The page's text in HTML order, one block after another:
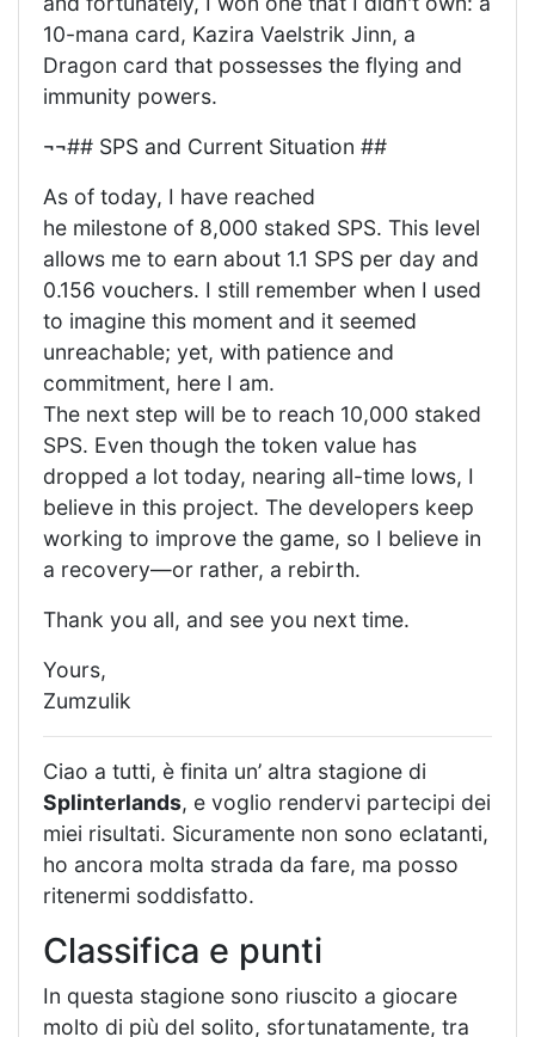
10-mana card, Kazira Vaelstrik Jinn, a
Dragon card that possesses the flying and
immunity powers.
¬¬## SPS and Current Situation ##
As of today, I have reached
he milestone of 8,000 staked SPS. This level
allows me to earn about 1.1 SPS per day and
0.156 vouchers. I still remember when I used
to imagine this moment and it seemed
unreachable; yet, with patience and
commitment, here I am.
The next step will be to reach 10,000 staked
SPS. Even though the token value has
dropped a lot today, nearing all-time lows, I
believe in this project. The developers keep
working to improve the game, so I believe in
a recovery—or rather, a rebirth.
Thank you all, and see you next time.
Yours,
Zumzulik
Ciao a tutti, è finita un’ altra stagione di
Splinterlands, e voglio rendervi partecipi dei
miei risultati. Sicuramente non sono eclatanti,
ho ancora molta strada da fare, ma posso
ritenermi soddisfatto.
Classifica e punti
In questa stagione sono riuscito a giocare
molto di più del solito, sfortunatamente, tra